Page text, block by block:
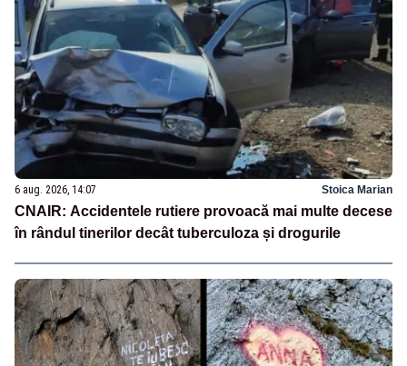
6 aug. 2026, 14:07 Stoica Marian
CNAIR: Accidentele rutiere provoacă mai multe decese
în rândul tinerilor decât tuberculoza și drogurile